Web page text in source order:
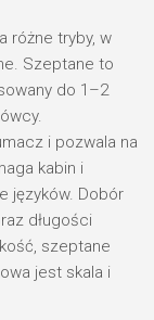
różne tryby, w
Szeptane to
do 1–2
i pozwala na
kabin i
języków. Dobór
długości
szeptane
jest skala i